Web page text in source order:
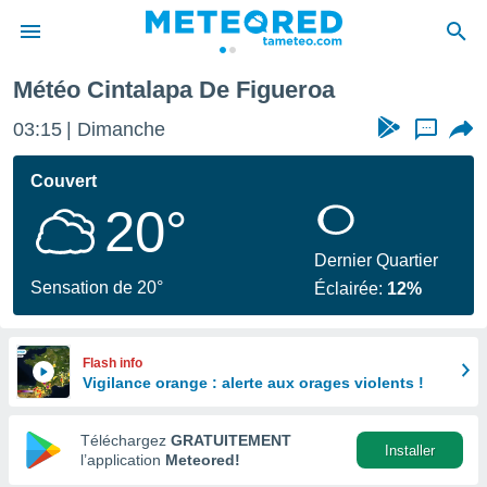
de
Météo Cintalapa De Figueroa
03:15 Dimanche ...
Couvert
20°
Sensation de 20°
Dernier Quartier
Éclairée: 12%
Flash info
Vigilance orange : alerte aux orages violents !
Téléchargez GRATUITEMENT
l’application Meteored!
Installer